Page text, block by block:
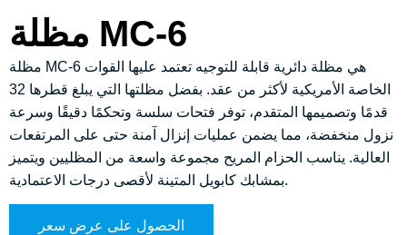
مظلة MC-6
مظلة MC-6 هي مظلة دائرية قابلة للتوجيه تعتمد عليها القوات
الخاصة الأمريكية لأكثر من عقد. بفضل مظلتها التي يبلغ قطرها 32
قدمًا وتصميمها المتقدم، توفر فتحات سلسة وتحكمًا دقيقًا وسرعة
نزول منخفضة، مما يضمن عمليات إنزال آمنة حتى على المرتفعات
العالية. يناسب الحزام المريح مجموعة واسعة من المظليين ويتميز
بمشابك كابويل المتينة لأقصى درجات الاعتمادية.
الحصول على عرض سعر